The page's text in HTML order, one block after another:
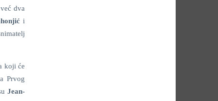
dva
i
koji će
Prvog
Jean-